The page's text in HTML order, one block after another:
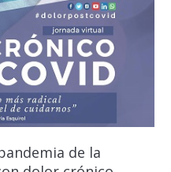
de la